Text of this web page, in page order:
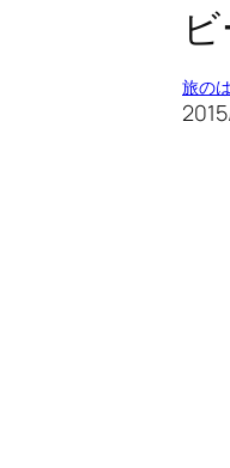
旅の